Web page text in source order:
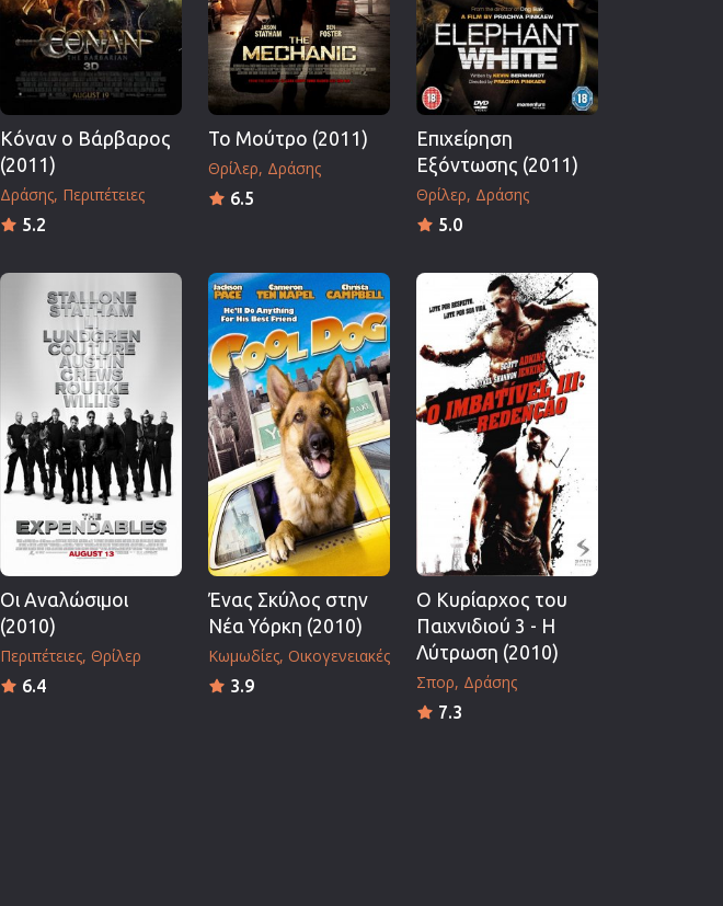
Κόναν ο Βάρβαρος
(2011)
Δράσης Περιπέτειες
5.2
Το Μούτρο (2011)
Θρίλερ Δράσης
6.5
Επιχείρηση
Εξόντωσης (2011)
Θρίλερ Δράσης
5.0
Οι Αναλώσιμοι
(2010)
Περιπέτειες Θρίλερ
6.4
Ένας Σκύλος στην
Νέα Υόρκη (2010)
Κωμωδίες Οικογενειακές
3.9
Ο Κυρίαρχος του
Παιχνιδιού 3 - Η
Λύτρωση (2010)
Σπορ Δράσης
7.3